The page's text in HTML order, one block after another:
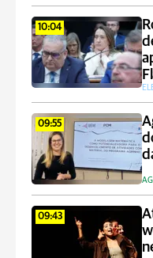
10:04
09:55
09:43